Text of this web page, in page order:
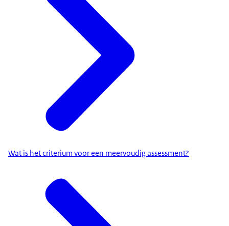
Wat is het criterium voor een meervoudig assessment?